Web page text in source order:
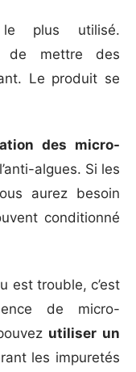
plus utilisé.
de mettre des
Le produit se
des micro-
algues. Si les
aurez besoin
conditionné
est trouble, c’est
de micro-
utiliser un
les impuretés